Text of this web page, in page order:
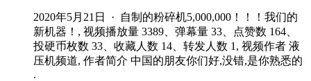
2020年5月21日 · 自制的粉碎机5,000,000！！！我们的
新机器！, 视频播放量 3389、弹幕量 33、点赞数 164、
投硬币枚数 33、收藏人数 14、转发人数 1, 视频作者 液
压机频道, 作者简介 中国的朋友你们好,没错,是你熟悉的
.